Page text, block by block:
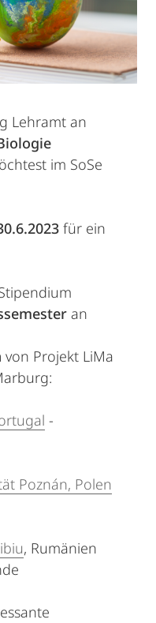
Lehramt an
im SoSe
für ein
an
von Projekt LiMa
-
Poznán, Polen
, Rumänien